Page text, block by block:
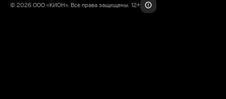
© 2026 ООО «КИОН». Все права защищены. 12+